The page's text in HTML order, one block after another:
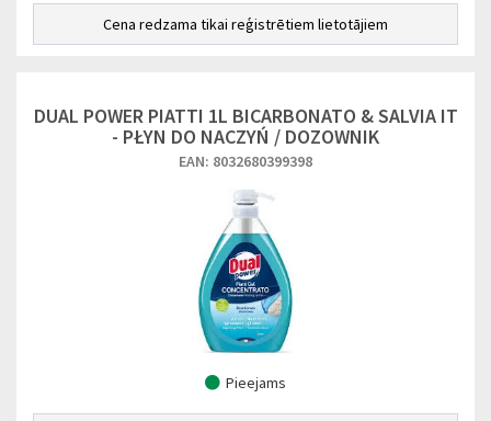
Cena redzama tikai reģistrētiem lietotājiem
DUAL POWER PIATTI 1L BICARBONATO & SALVIA IT
- PŁYN DO NACZYŃ / DOZOWNIK
EAN: 8032680399398
Pieejams